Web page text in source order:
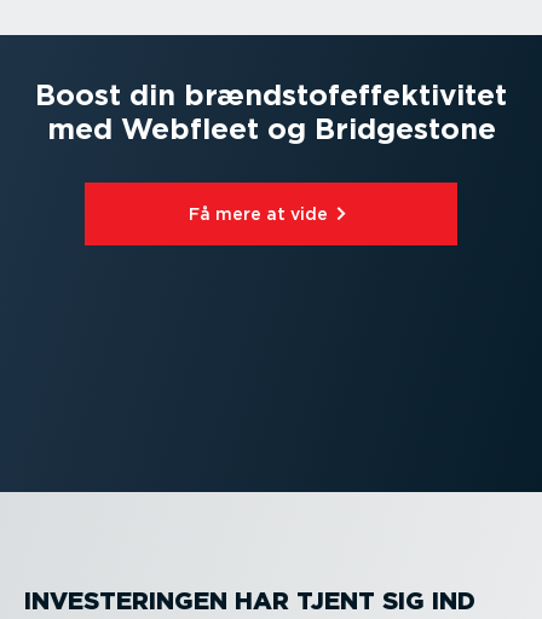
Boost din brænd­sto­f­ef­fek­ti­vitet
med Webfleet og Bridgestone
Få mere at vide⁠
INVESTE­RINGEN HAR TJENT SIG IND